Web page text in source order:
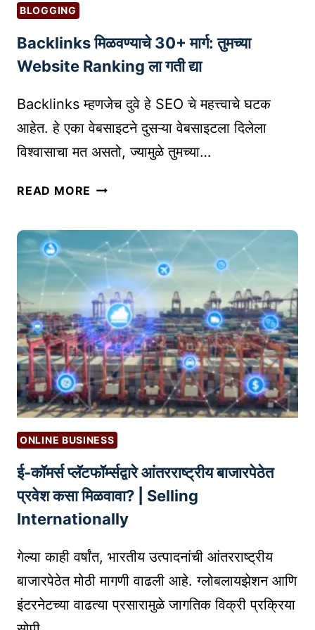
ध
का
आ
ज
सु
क
व
सा
म्ह
ण
जे
का
?
रु
वा
क
शी
क
रा
वी
?
(
P
R
N
T
-
N
-
E
BLOGGING
Backlinks मिळवण्याचे 30+ मार्ग: तुमच्या
Website Ranking ला गती द्या
Backlinks म्हणजेच दुवे हे SEO चे महत्त्वाचे घटक
आहेत. हे एका वेबसाइटने दुसऱ्या वेबसाइटला दिलेला
विश्वासाचा मत असतो, ज्यामुळे तुमच्या…
READ MORE B
K
L
I
N
K
S
मि
ळ
व
ण्या
चे
3
0
+
र्ग
:
तु
म
च्या
ONLINE BUSINESS
ई-कॉमर्स प्लॅटफॉर्म्सद्वारे आंतरराष्ट्रीय बाजारपेठेत
प्रवेश कसा मिळवावा? | Selling
Internationally
गेल्या काही वर्षांत, भारतीय उत्पादनांची आंतरराष्ट्रीय
बाजारपेठेत मोठी मागणी वाढली आहे. ग्लोबलायझेशन आणि
इंटरनेटच्या वाढत्या प्रसारामुळे जागतिक विक्री प्रक्रिया